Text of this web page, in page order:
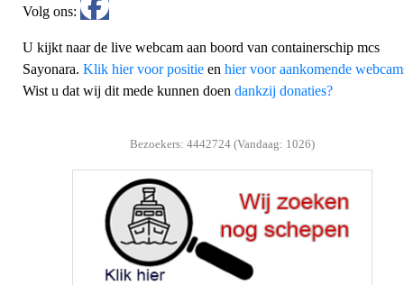
Volg ons:
U kijkt naar de live webcam aan boord van containerschip mcs
Sayonara. Klik hier voor positie en hier voor aankomende
Wist u dat wij dit mede kunnen doen dankzij donaties?
Bezoekers: 4442724 (Vandaag: 1026)